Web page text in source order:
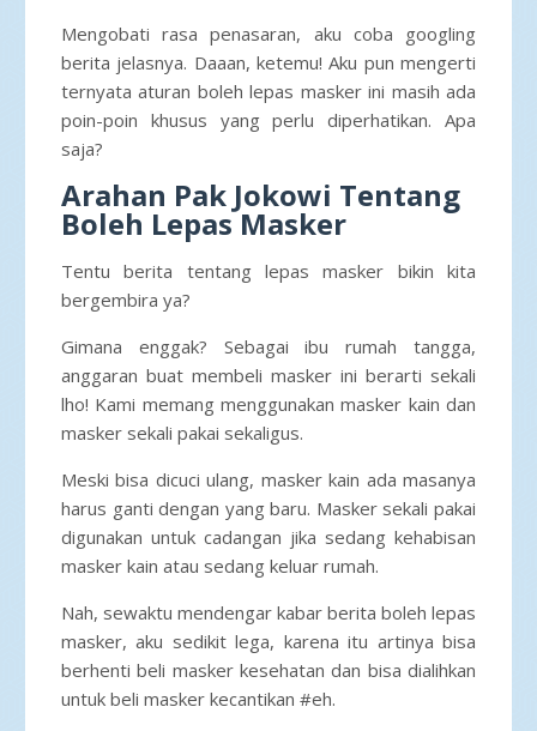
Mengobati rasa penasaran, aku coba googling
berita jelasnya. Daaan, ketemu! Aku pun mengerti
ternyata aturan boleh lepas masker ini masih ada
poin-poin khusus yang perlu diperhatikan. Apa
saja?
Arahan Pak Jokowi Tentang
Boleh Lepas Masker
Tentu berita tentang lepas masker bikin kita
bergembira ya?
Gimana enggak? Sebagai ibu rumah tangga,
anggaran buat membeli masker ini berarti sekali
lho! Kami memang menggunakan masker kain dan
masker sekali pakai sekaligus.
Meski bisa dicuci ulang, masker kain ada masanya
harus ganti dengan yang baru. Masker sekali pakai
digunakan untuk cadangan jika sedang kehabisan
masker kain atau sedang keluar rumah.
Nah, sewaktu mendengar kabar berita boleh lepas
masker, aku sedikit lega, karena itu artinya bisa
berhenti beli masker kesehatan dan bisa dialihkan
untuk beli masker kecantikan #eh.